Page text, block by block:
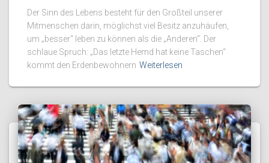
Der Sinn des Lebens besteht für den Großteil unserer
Mitmenschen darin, möglichst viel Besitz anzuhäufen,
um „besser“ leben zu können als die „Anderen“. Der
schlaue Spruch: „Das letzte Hemd hat keine Taschen“
kommt den Erdenbewohnern Weiterlesen